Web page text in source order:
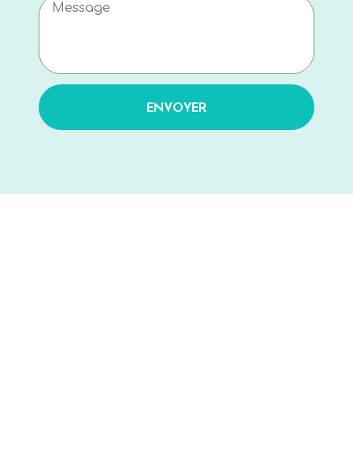
ENVOYER